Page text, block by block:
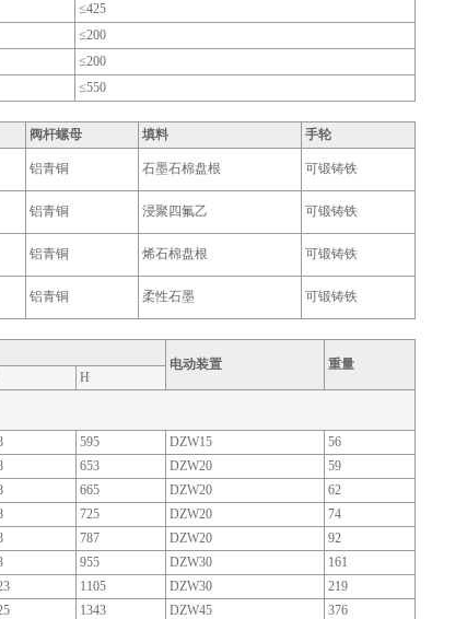
≤425
≤200
≤200
≤550
阀杆螺母 填料
手轮
铝青铜 石墨石棉盘根 可锻铸铁
铝青铜 浸聚四氟乙 可锻铸铁
铝青铜 烯石棉盘根 可锻铸铁
铝青铜 柔性石墨 可锻铸铁
电动装置
重量
H
595 DZW15
56
653 DZW20
59
665 DZW20
62
725 DZW20
74
787 DZW20
92
955 DZW30
161
1105 DZW30
219
1343 DZW45
376